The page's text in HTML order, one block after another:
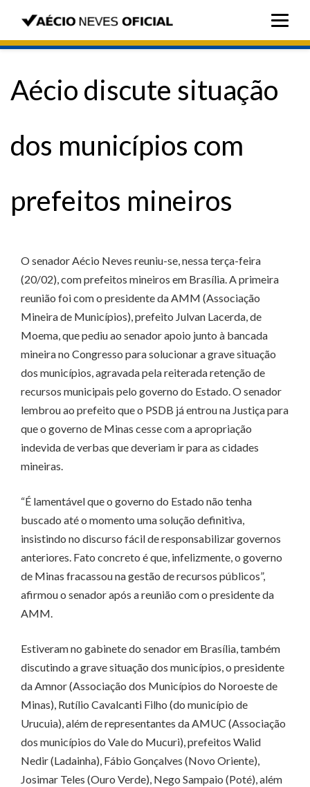
Aécio discute situação
dos municípios com
prefeitos mineiros
O senador Aécio Neves reuniu-se, nessa terça-feira
(20/02), com prefeitos mineiros em Brasília. A primeira
reunião foi com o presidente da AMM (Associação
Mineira de Municípios), prefeito Julvan Lacerda, de
Moema, que pediu ao senador apoio junto à bancada
mineira no Congresso para solucionar a grave situação
dos municípios, agravada pela reiterada retenção de
recursos municipais pelo governo do Estado. O senador
lembrou ao prefeito que o PSDB já entrou na Justiça para
que o governo de Minas cesse com a apropriação
indevida de verbas que deveriam ir para as cidades
mineiras.
“É lamentável que o governo do Estado não tenha
buscado até o momento uma solução definitiva,
insistindo no discurso fácil de responsabilizar governos
anteriores. Fato concreto é que, infelizmente, o governo
de Minas fracassou na gestão de recursos públicos”,
afirmou o senador após a reunião com o presidente da
AMM.
Estiveram no gabinete do senador em Brasília, também
discutindo a grave situação dos municípios, o presidente
da Amnor (Associação dos Municípios do Noroeste de
Minas), Rutílio Cavalcanti Filho (do município de
Urucuia), além de representantes da AMUC (Associação
dos municípios do Vale do Mucuri), prefeitos Walid
Nedir (Ladainha), Fábio Gonçalves (Novo Oriente),
Josimar Teles (Ouro Verde), Nego Sampaio (Poté), além